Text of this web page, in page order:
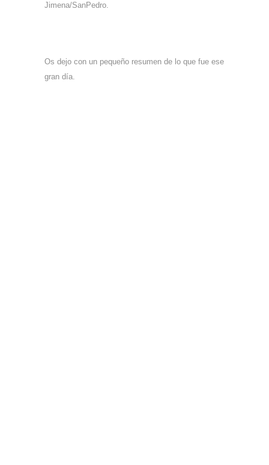
Jimena/SanPedro.
Os dejo con un pequeño resumen de lo que fue ese
gran día.